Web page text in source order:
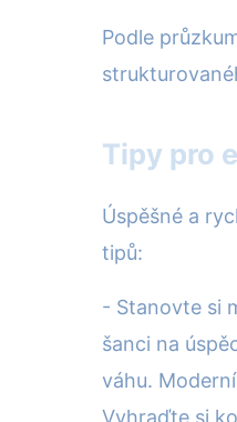
Podle
Tipy pro
Úspěšné a
tipů:
- Stanovte si
šanci na
váhu.